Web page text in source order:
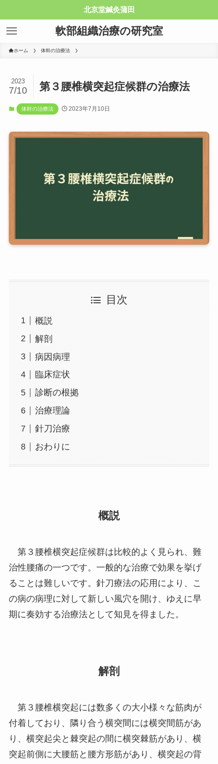
北京堂鍼灸蒲田
軟部組織治療の研究室
ホーム 体幹の治療法
第３腰椎横突起症候群の治療法
2023
7/10
体幹の治療法 2023年7月10日
目次
概説
解剖
病因病理
臨床症状
診断の根拠
治療理論
針刀治療
おわりに
概説
第３腰椎横突起症候群は比較的よく見られ、難
治性腰痛の一つです。一般的な治療で効果を挙げ
ることは難しいです。針刀療法の応用により、こ
の病の病理に対して新しい風穴を開け、ゆえに早
期に奏効する治療法として知見を得ました。
解剖
第３腰椎横突起には数多くの大小様々な筋肉が
付着しており、隣り合う横突間には横突間筋があ
り、横突起尖と棘突起の間に横突棘筋があり、横
突起前側に大腰筋と腰方形筋があり、横突起の背